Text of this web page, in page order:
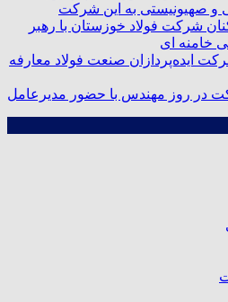
و صهیونیستی به این شرکت
شرکت فولاد خوزستان با رهبر
خامنه ای
ایده‌پردازان صنعت فولاد معارفه
در روز مهندس با حضور مدیرعامل